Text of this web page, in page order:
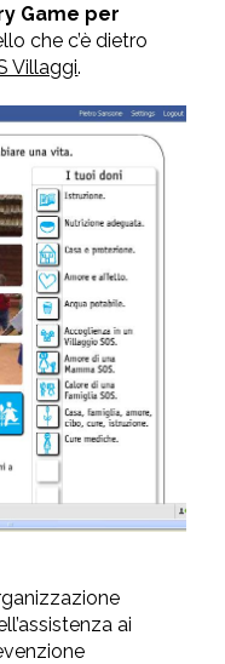
Game per
che c’è dietro
Villaggi.
ai